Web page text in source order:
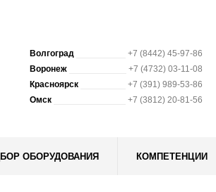
Волгоград
+7 (8442) 45-97-86
Воронеж
+7 (4732) 03-11-08
Красноярск
+7 (391) 989-53-86
Омск
+7 (3812) 20-81-56
ОБОРУДОВАНИЯ КОМПЕТЕНЦИИ